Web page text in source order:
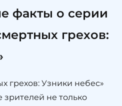
факты о серии
грехов:
грехов: Узники небес»
не только